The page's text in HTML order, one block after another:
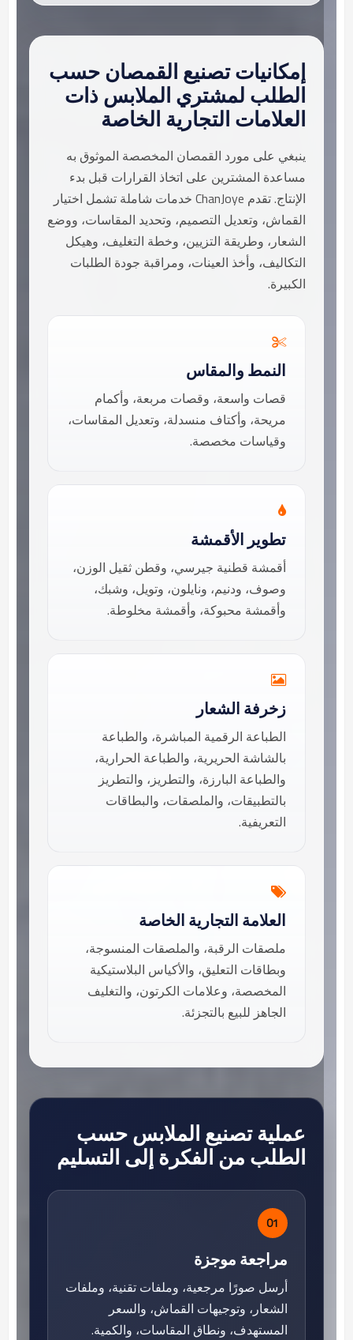
إمكانيات تصنيع القمصان حسب
الطلب لمشتري الملابس ذات
العلامات التجارية الخاصة
ينبغي على مورد القمصان المخصصة الموثوق به
مساعدة المشترين على اتخاذ القرارات قبل بدء
الإنتاج. تقدم ChanJoye خدمات شاملة تشمل اختيار
القماش، وتعديل التصميم، وتحديد المقاسات، ووضع
الشعار، وطريقة التزيين، وخطة التغليف، وهيكل
التكاليف، وأخذ العينات، ومراقبة جودة الطلبات
الكبيرة.
النمط والمقاس
قصات واسعة، وقصات مربعة، وأكمام
مريحة، وأكتاف منسدلة، وتعديل المقاسات،
وقياسات مخصصة.
تطوير الأقمشة
أقمشة قطنية جيرسي، وقطن ثقيل الوزن،
وصوف، ودنيم، ونايلون، وتويل، وشبك،
وأقمشة محبوكة، وأقمشة مخلوطة.
زخرفة الشعار
الطباعة الرقمية المباشرة، والطباعة
بالشاشة الحريرية، والطباعة الحرارية،
والطباعة البارزة، والتطريز، والتطريز
بالتطبيقات، والملصقات، والبطاقات
التعريفية.
العلامة التجارية الخاصة
ملصقات الرقبة، والملصقات المنسوجة،
وبطاقات التعليق، والأكياس البلاستيكية
المخصصة، وعلامات الكرتون، والتغليف
الجاهز للبيع بالتجزئة.
عملية تصنيع الملابس حسب
الطلب من الفكرة إلى التسليم
01
مراجعة موجزة
أرسل صورًا مرجعية، وملفات تقنية، وملفات
الشعار، وتوجيهات القماش، والسعر
المستهدف، ونطاق المقاسات، والكمية.